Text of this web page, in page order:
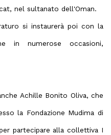
nel sultanato dell'Oman.
si instaurerà poi con la
in numerose occasioni,
Achille Bonito Oliva, che
la Fondazione Mudima di
partecipare alla collettiva I